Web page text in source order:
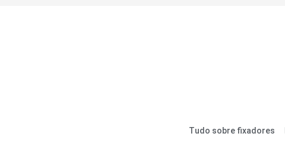
Tudo sobre fixadores